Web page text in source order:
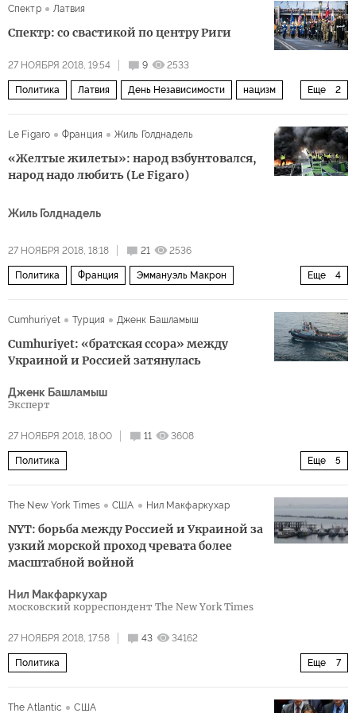
Спектр
Латвия
Спектр: со свастикой по центру Риги
27 НОЯБРЯ 2018, 19:54 9 2533
Еще 2
Политика Латвия День Независимости нацизм
Le Figaro
Франция Жиль Голднадель
«Желтые жилеты»: народ взбунтовался,
народ надо любить (Le Figaro)
Жиль Голднадель
27 НОЯБРЯ 2018, 18:18 21 2536
Еще 4
Политика Франция Эммануэль Макрон
гомофобия желтые жилеты
Cumhuriyet Турция Дженк Башламыш
Cumhuriyet: «братская ссора» между
Украиной и Россией затянулась
Дженк Башламыш
Эксперт
27 НОЯБРЯ 2018, 18:00 11 3608
Еще 5
Политика
Азовское море
The New York Times США Нил Макфаркухар
NYT: борьба между Россией и Украиной за
узкий морской проход чревата более
масштабной войной
Нил Макфаркухар
московский корреспондент The New York Times
27 НОЯБРЯ 2018, 17:58 43 34162
Еще 7
Политика
The Atlantic США